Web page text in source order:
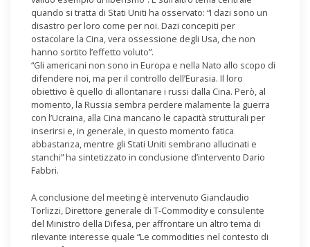
quando si tratta di Stati Uniti ha osservato: “I dazi sono un
disastro per loro come per noi. Dazi concepiti per
ostacolare la Cina, vera ossessione degli Usa, che non
hanno sortito l’effetto voluto”.
“Gli americani non sono in Europa e nella Nato allo scopo di
difendere noi, ma per il controllo dell’Eurasia. Il loro
obiettivo è quello di allontanare i russi dalla Cina. Però, al
momento, la Russia sembra perdere malamente la guerra
con l’Ucraina, alla Cina mancano le capacità strutturali per
inserirsi e, in generale, in questo momento fatica
abbastanza, mentre gli Stati Uniti sembrano allucinati e
stanchi” ha sintetizzato in conclusione d’intervento Dario
Fabbri.
A conclusione del meeting è intervenuto Gianclaudio
Torlizzi, Direttore generale di T-Commodity e consulente
del Ministro della Difesa, per affrontare un altro tema di
rilevante interesse quale “Le commodities nel contesto di